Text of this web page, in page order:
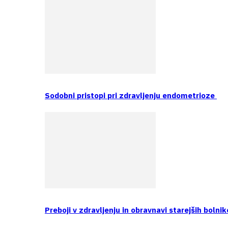
Sodobni pristopi pri zdravljenju endometrioze
Preboji v zdravljenju in obravnavi starejših